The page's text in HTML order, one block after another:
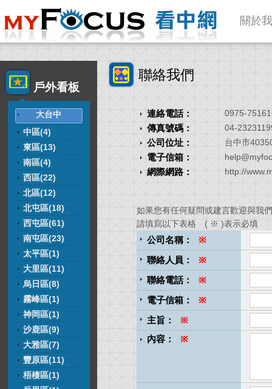
關於
戶外看板
大台中
中區(4)
東區(13)
南區(4)
西區(22)
北區(12)
北屯區(18)
西屯區(61)
南屯區(23)
太平區(1)
大里區(11)
烏日區(8)
霧峰區(1)
神岡區(1)
沙鹿區(9)
大雅區(7)
豐原區(11)
梧棲區(1)
聯絡我們
連絡電話： 0975-
傳真號碼： 04-
公司位址： 台中市
電子信箱：
網際網路： http://
如果您有任何疑問或建言歡迎與我
請填寫以下表格 ( ※ )表示必填
公司名稱：
※
聯絡人員：
※
聯絡電話：
※
電子信箱：
※
主旨：
※
內容：
※